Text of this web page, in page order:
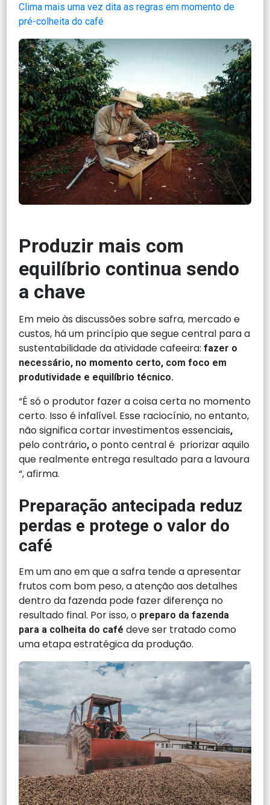
Clima mais uma vez dita as regras em momento de
pré-colheita do café
Produzir mais com
equilíbrio continua sendo
a chave
Em meio às discussões sobre safra, mercado e
custos, há um princípio que segue central para a
sustentabilidade da atividade cafeeira:fazer o
necessário, no momento certo, com foco em
produtividade e equilíbrio técnico.
“É só o produtor fazer a coisa certa no momento
certo. Isso é infalível. Esse raciocínio, no entanto,
não significa cortar investimentos essenciais,
pelo contrário, o ponto central é priorizar aquilo
que realmente entrega resultado para a lavoura
“, afirma.
Preparação antecipada reduz
perdas e protege o valor do
café
Em um ano em que a safra tende a apresentar
frutos com bom peso, a atenção aos detalhes
dentro da fazenda pode fazer diferença no
resultado final. Por isso, o preparo da fazenda
para a colheita do café deve ser tratado como
uma etapa estratégica da produção.